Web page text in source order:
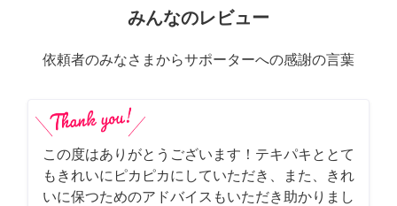
みんなのレビュー
依頼者のみなさまからサポーターへの感謝の言葉
この度はありがとうございます！テキパキととて
もきれいにピカピカにしていただき、また、きれ
いに保つためのアドバイスもいただき助かりまし